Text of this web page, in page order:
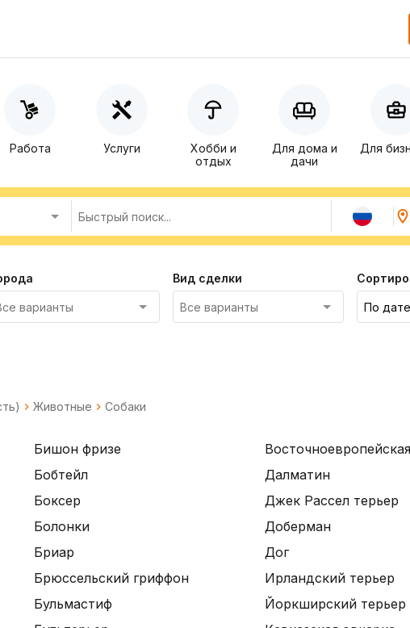
Работа Услуги
Хобби и
отдых
Для дома и
дачи
Для
Вид сделки
Животные Собаки
Бишон фризе
Бобтейл
Боксер
Болонки
Бриар
Брюссельский гриффон
Бульмастиф
Далматин
Джек Рассел терьер
Доберман
Дог
Ирландский терьер
Йоркширский терьер